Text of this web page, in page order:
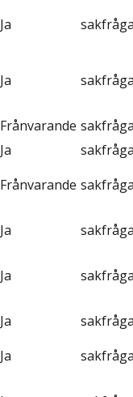
Ja
Ja
Frånvarande
Ja
Frånvarande
Ja
Ja
Ja
Ja